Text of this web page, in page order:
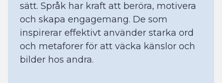
sätt. Språk har kraft att beröra, motivera
och skapa engagemang. De som
inspirerar effektivt använder starka ord
och metaforer för att väcka känslor och
bilder hos andra.